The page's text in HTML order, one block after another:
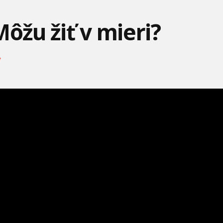
ZACHRAŇUJE
žiť v mieri?